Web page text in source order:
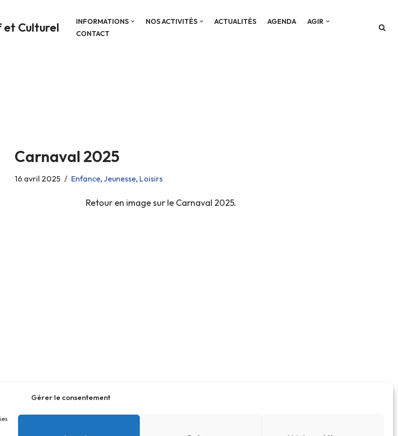
Gérer le consentement
et Culturel INFORMATIONS NOS ACTIVITÉS ACTUALITÉS AGENDA
AGIR
CONTACT
Carnaval 2025
16 avril 2025 Enfance, Jeunesse, Loisirs
Retour en image sur le Carnaval 2025.